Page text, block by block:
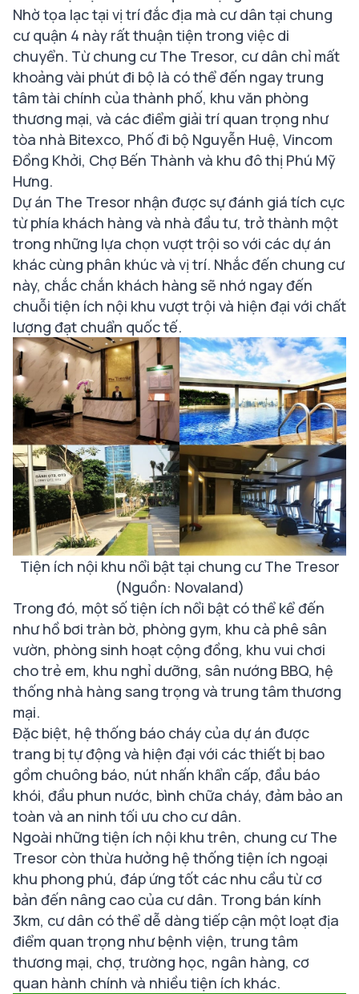
Nhờ tọa lạc tại vị trí đắc địa mà cư dân tại chung
cư quận 4 này rất thuận tiện trong việc di
chuyển. Từ chung cư The Tresor, cư dân chỉ mất
khoảng vài phút đi bộ là có thể đến ngay trung
tâm tài chính của thành phố, khu văn phòng
thương mại, và các điểm giải trí quan trọng như
tòa nhà Bitexco, Phố đi bộ Nguyễn Huệ, Vincom
Đồng Khởi, Chợ Bến Thành và khu đô thị Phú Mỹ
Hưng.
Dự án The Tresor nhận được sự đánh giá tích cực
từ phía khách hàng và nhà đầu tư, trở thành một
trong những lựa chọn vượt trội so với các dự án
khác cùng phân khúc và vị trí. Nhắc đến chung cư
này, chắc chắn khách hàng sẽ nhớ ngay đến
chuỗi tiện ích nội khu vượt trội và hiện đại với chất
lượng đạt chuẩn quốc tế.
Tiện ích nội khu nổi bật tại chung cư The Tresor
(Nguồn: Novaland)
Trong đó, một số tiện ích nổi bật có thể kể đến
như hồ bơi tràn bờ, phòng gym, khu cà phê sân
vườn, phòng sinh hoạt cộng đồng, khu vui chơi
cho trẻ em, khu nghỉ dưỡng, sân nướng BBQ, hệ
thống nhà hàng sang trọng và trung tâm thương
mại.
Đặc biệt, hệ thống báo cháy của dự án được
trang bị tự động và hiện đại với các thiết bị bao
gồm chuông báo, nút nhấn khẩn cấp, đầu báo
khói, đầu phun nước, bình chữa cháy, đảm bảo an
toàn và an ninh tối ưu cho cư dân.
Ngoài những tiện ích nội khu trên, chung cư The
Tresor còn thừa hưởng hệ thống tiện ích ngoại
khu phong phú, đáp ứng tốt các nhu cầu từ cơ
bản đến nâng cao của cư dân. Trong bán kính
3km, cư dân có thể dễ dàng tiếp cận một loạt địa
điểm quan trọng như bệnh viện, trung tâm
thương mại, chợ, trường học, ngân hàng, cơ
quan hành chính và nhiều tiện ích khác.